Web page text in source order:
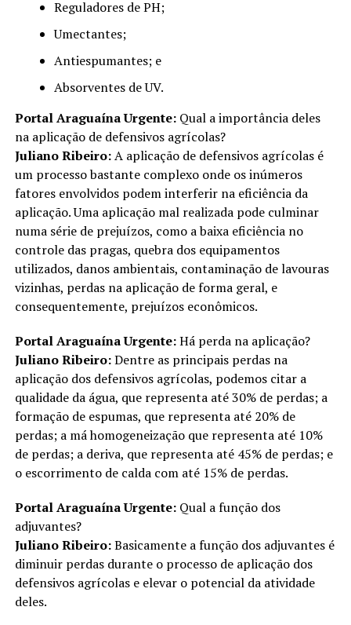
Reguladores de PH;
Umectantes;
Antiespumantes; e
Absorventes de UV.
Portal Araguaína Urgente:Qual a importância deles
na aplicação de defensivos agrícolas?
Juliano Ribeiro:A aplicação de defensivos agrícolas é
um processo bastante complexo onde os inúmeros
fatores envolvidos podem interferir na eficiência da
aplicação. Uma aplicação mal realizada pode culminar
numa série de prejuízos, como a baixa eficiência no
controle das pragas, quebra dos equipamentos
utilizados, danos ambientais, contaminação de lavouras
vizinhas, perdas na aplicação de forma geral, e
consequentemente, prejuízos econômicos.
Portal Araguaína Urgente:Há perda na aplicação?
Juliano Ribeiro:Dentre as principais perdas na
aplicação dos defensivos agrícolas, podemos citar a
qualidade da água, que representa até 30% de perdas; a
formação de espumas, que representa até 20% de
perdas; a má homogeneização que representa até 10%
de perdas; a deriva, que representa até 45% de perdas; e
o escorrimento de calda com até 15% de perdas.
Portal Araguaína Urgente: Qual a função dos
adjuvantes?
Juliano Ribeiro:Basicamente a função dos adjuvantes é
diminuir perdas durante o processo de aplicação dos
defensivos agrícolas e elevar o potencial da atividade
deles.